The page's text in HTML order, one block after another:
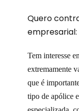
Quero
empresarial:
Tem interesse
extremamente
que é
tipo de apólice